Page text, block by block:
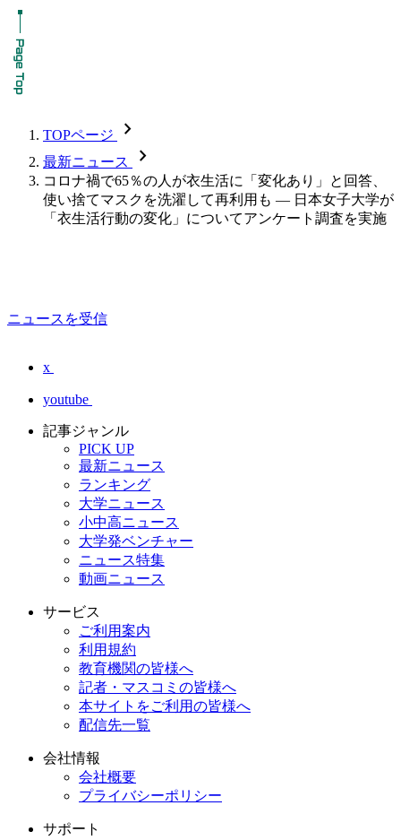
TOPページ chevron_forward
最新ニュース chevron_forward
コロナ禍で65％の人が衣生活に「変化あり」と回答、
使い捨てマスクを洗濯して再利用も — 日本女子大学が
「衣生活行動の変化」についてアンケート調査を実施
ニュースを受信
x
youtube
記事ジャンル
PICK UP
最新ニュース
ランキング
大学ニュース
小中高ニュース
大学発ベンチャー
ニュース特集
動画ニュース
サービス
ご利用案内
利用規約
教育機関の皆様へ
記者・マスコミの皆様へ
本サイトをご利用の皆様へ
配信先一覧
会社情報
会社概要
プライバシーポリシー
サポート